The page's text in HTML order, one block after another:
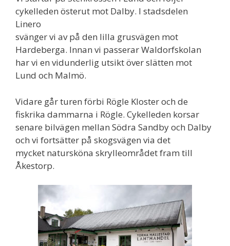
cykelleden österut mot Dalby. I stadsdelen
Linero
svänger vi av på den lilla grusvägen mot
Hardeberga. Innan vi passerar Waldorfskolan
har vi en vidunderlig utsikt över slätten mot
Lund och Malmö.
Vidare går turen förbi Rögle Kloster och de
fiskrika dammarna i Rögle. Cykelleden korsar
senare bilvägen mellan Södra Sandby och Dalby
och vi fortsätter på skogsvägen via det
mycket natursköna skrylleområdet fram till
Åkestorp.